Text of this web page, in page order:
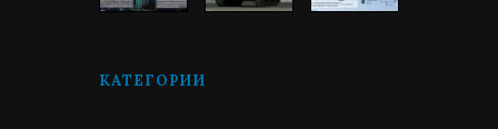
КАТЕГОРИИ